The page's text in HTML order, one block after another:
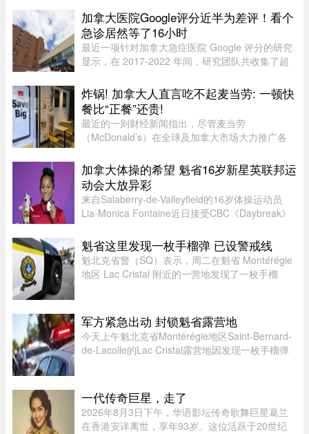
加拿大医院Google评分近半为差评！看个
急诊居然等了16小时
最近一项针对加拿大急症医院 Google 评分的研究
显示，在 2017-2022 年间，研究团队共收集了超
深入分析。数据显示，47.9% 的评论为负面，远高
于正面（32.3%）和中立（ ...
炸锅! 加拿大人直言吃不起麦当劳: 一顿快
餐比“正餐”还贵!
最近的一则财经新闻指出，尽管麦当劳
（McDonald’s）在全球及加拿大市场大力推广各
度依然出现了明显的放缓。图片来源：Global
News这一现象在加拿大知名社区论坛 r/ ...
加拿大体操的希望 魁省16岁新星英联邦运
动会大放异彩
来自Salaberry-de-Valleyfield的16岁体操运动员
Lia-Monica Fontaine近日接受CBC《Daybreak》
历。这位魁省年轻选手在国际舞台上表现惊艳，一
举获得4枚奖牌。Fontaine代 ...
魁省这里发现一枚手榴弹 已设警戒线
魁北克省警（SQ）表示，周二在魁省 Montérégie
地区 Lac Cristal 附近的一营地发现了一枚手榴
无法确认该手榴弹是否处 ...
军方紧急出动 封锁魁省露营地
今天上午魁北克省Montérégie地区Saint-Bernard-
de-Lacolle的Lac Cristal露营地因发现一枚手榴弹
历史，目前对露营者没有 ...
一代传奇巨星，走了
2026年8月3日下午，华语影坛传奇歌舞巨星葛兰
在香港安详离世，享年93岁。这位活跃于20世纪